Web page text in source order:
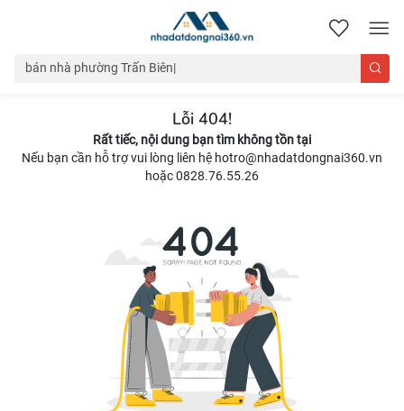
nhadatdongnai360.vn
Lỗi 404!
Rất tiếc, nội dung bạn tìm không tồn tại
Nếu bạn cần hỗ trợ vui lòng liên hệ hotro@nhadatdongnai360.vn
hoặc 0828.76.55.26